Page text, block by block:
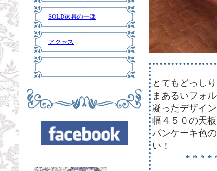
SOLD家具の一部
アクセス
とてもどっし
まあるいフォ
凝ったデザイ
幅４５０の天
パンケーキ色
い！
* * * *